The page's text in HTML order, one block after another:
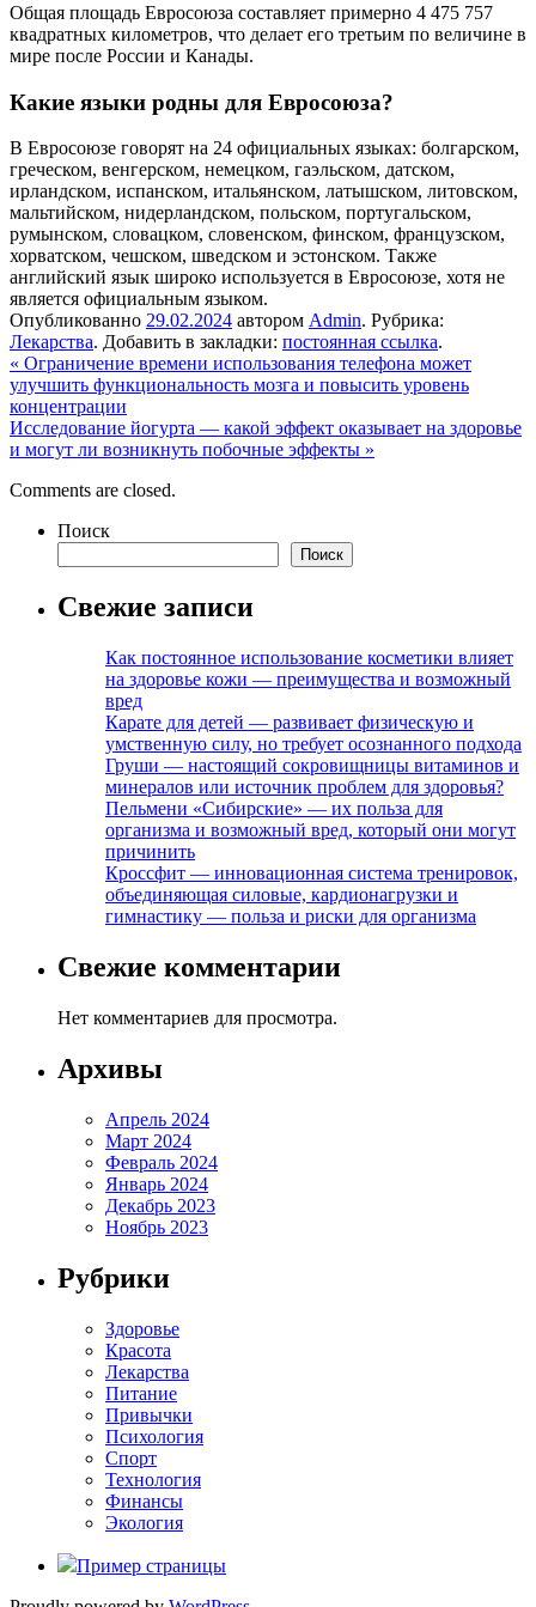
Общая площадь Евросоюза составляет примерно 4 475 757
квадратных километров, что делает его третьим по величине в
мире после России и Канады.
Какие языки родны для Евросоюза?
В Евросоюзе говорят на 24 официальных языках: болгарском,
греческом, венгерском, немецком, гаэльском, датском,
ирландском, испанском, итальянском, латышском, литовском,
мальтийском, нидерландском, польском, португальском,
румынском, словацком, словенском, финском, французском,
хорватском, чешском, шведском и эстонском. Также
английский язык широко используется в Евросоюзе, хотя не
является официальным языком.
Опубликованно 29.02.2024 автором Admin. Рубрика:
Лекарства. Добавить в закладки: постоянная ссылка.
« Ограничение времени использования телефона может
улучшить функциональность мозга и повысить уровень
концентрации
Исследование йогурта — какой эффект оказывает на здоровье
и могут ли возникнуть побочные эффекты »
Comments are closed.
Поиск
Поиск
Свежие записи
Как постоянное использование косметики влияет
на здоровье кожи — преимущества и возможный
вред
Карате для детей — развивает физическую и
умственную силу, но требует осознанного подхода
Груши — настоящий сокровищницы витаминов и
минералов или источник проблем для здоровья?
Пельмени «Сибирские» — их польза для
организма и возможный вред, который они могут
причинить
Кроссфит — инновационная система тренировок,
объединяющая силовые, кардионагрузки и
гимнастику — польза и риски для организма
Свежие комментарии
Нет комментариев для просмотра.
Архивы
Апрель 2024
Март 2024
Февраль 2024
Январь 2024
Декабрь 2023
Ноябрь 2023
Рубрики
Здоровье
Красота
Лекарства
Питание
Привычки
Психология
Спорт
Технология
Финансы
Экология
Пример страницы